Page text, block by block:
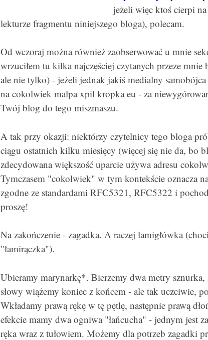
jeżeli więc ktoś cierpi
lekturze fragmentu niniejszego bloga), polecam.
Od wczoraj można również zaobserwować u mnie
wrzuciłem tu kilka najczęściej czytanych przeze
ale nie tylko) - jeżeli jednak jakiś medialny
na cokolwiek małpa xpil kropka eu - za
Twój blog do tego miszmaszu.
A tak przy okazji: niektórzy czytelnicy tego bloga
ciągu ostatnich kilku miesięcy (więcej się nie da, bo
zdecydowana większość uparcie używa adresu
Tymczasem "cokolwiek" w tym kontekście oznacza
zgodne ze standardami RFC5321, RFC5322 i
proszę!
Na zakończenie - zagadka. A raczej łamigłówka
"łamirączka").
Ubieramy marynarkę*. Bierzemy dwa metry
słowy wiążemy koniec z końcem - ale tak uczciwie,
Wkładamy prawą rękę w tę pętlę, następnie prawą
efekcie mamy dwa ogniwa "łańcucha" - jednym jest
ręka wraz z tułowiem. Możemy dla potrzeb zagadki